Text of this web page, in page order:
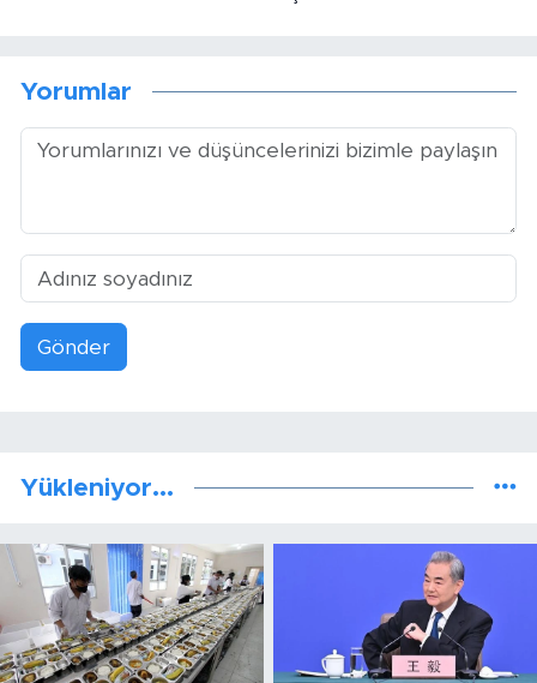
Yorumlar
Gönder
Yükleniyor...